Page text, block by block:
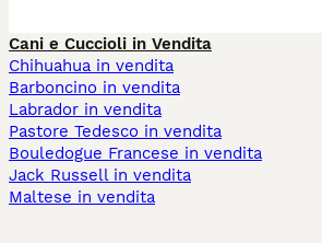
Cani e Cuccioli in Vendita
Chihuahua in vendita
Barboncino in vendita
Labrador in vendita
Pastore Tedesco in vendita
Bouledogue Francese in vendita
Jack Russell in vendita
Maltese in vendita